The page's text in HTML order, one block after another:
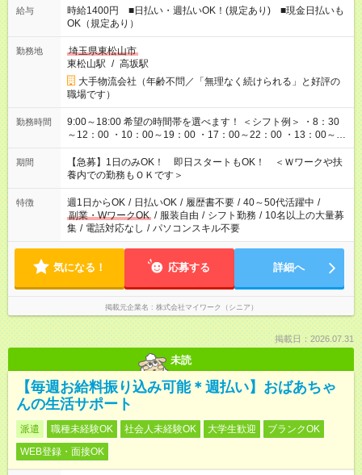
給与
時給1400円 ■日払い・週払いOK！(規定あり) ■現金日払いも
OK（規定あり）
勤務地
埼玉県東松山市
東松山駅 / 高坂駅
大手物流会社（年齢不問／「無理なく続けられる」と好評の
職場です）
勤務時間
9:00～18:00 希望の時間帯を選べます！ ＜シフト例＞ ・8：30
～12：00 ・10：00～19：00 ・17：00～22：00 ・13：00～
22：00 ・22：00～翌6：00 など
期間
【急募】1日のみOK！ 即日スタートもOK！ ＜Ｗワークや扶
養内での勤務もＯＫです＞
特徴 週1日からOK / 日払いOK / 履歴書不要 / 40～50代活躍中 /
副業・WワークOK / 服装自由 / シフト勤務 / 10名以上の大量募
集 / 電話対応なし / パソコンスキル不要
気になる！ 応募する 詳細へ
掲載元企業名 株式会社マイワーク（シニア）
掲載日：2026.07.31
未読
【毎週お給料振り込み可能＊週払い】おばあちゃ
んの生活サポート
派遣 職種未経験OK 社会人未経験OK 大学生歓迎
ブランクOK
WEB登録・面接OK